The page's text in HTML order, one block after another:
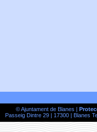
© Ajuntament de Blanes |
Passeig Dintre 29 | 17300 | Blanes